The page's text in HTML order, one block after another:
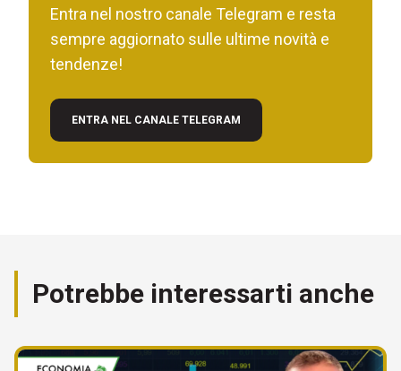
Entra nel nostro canale Telegram e resta
sempre aggiornato sulle ultime novità e
tendenze!
ENTRA NEL CANALE TELEGRAM
Potrebbe interessarti anche